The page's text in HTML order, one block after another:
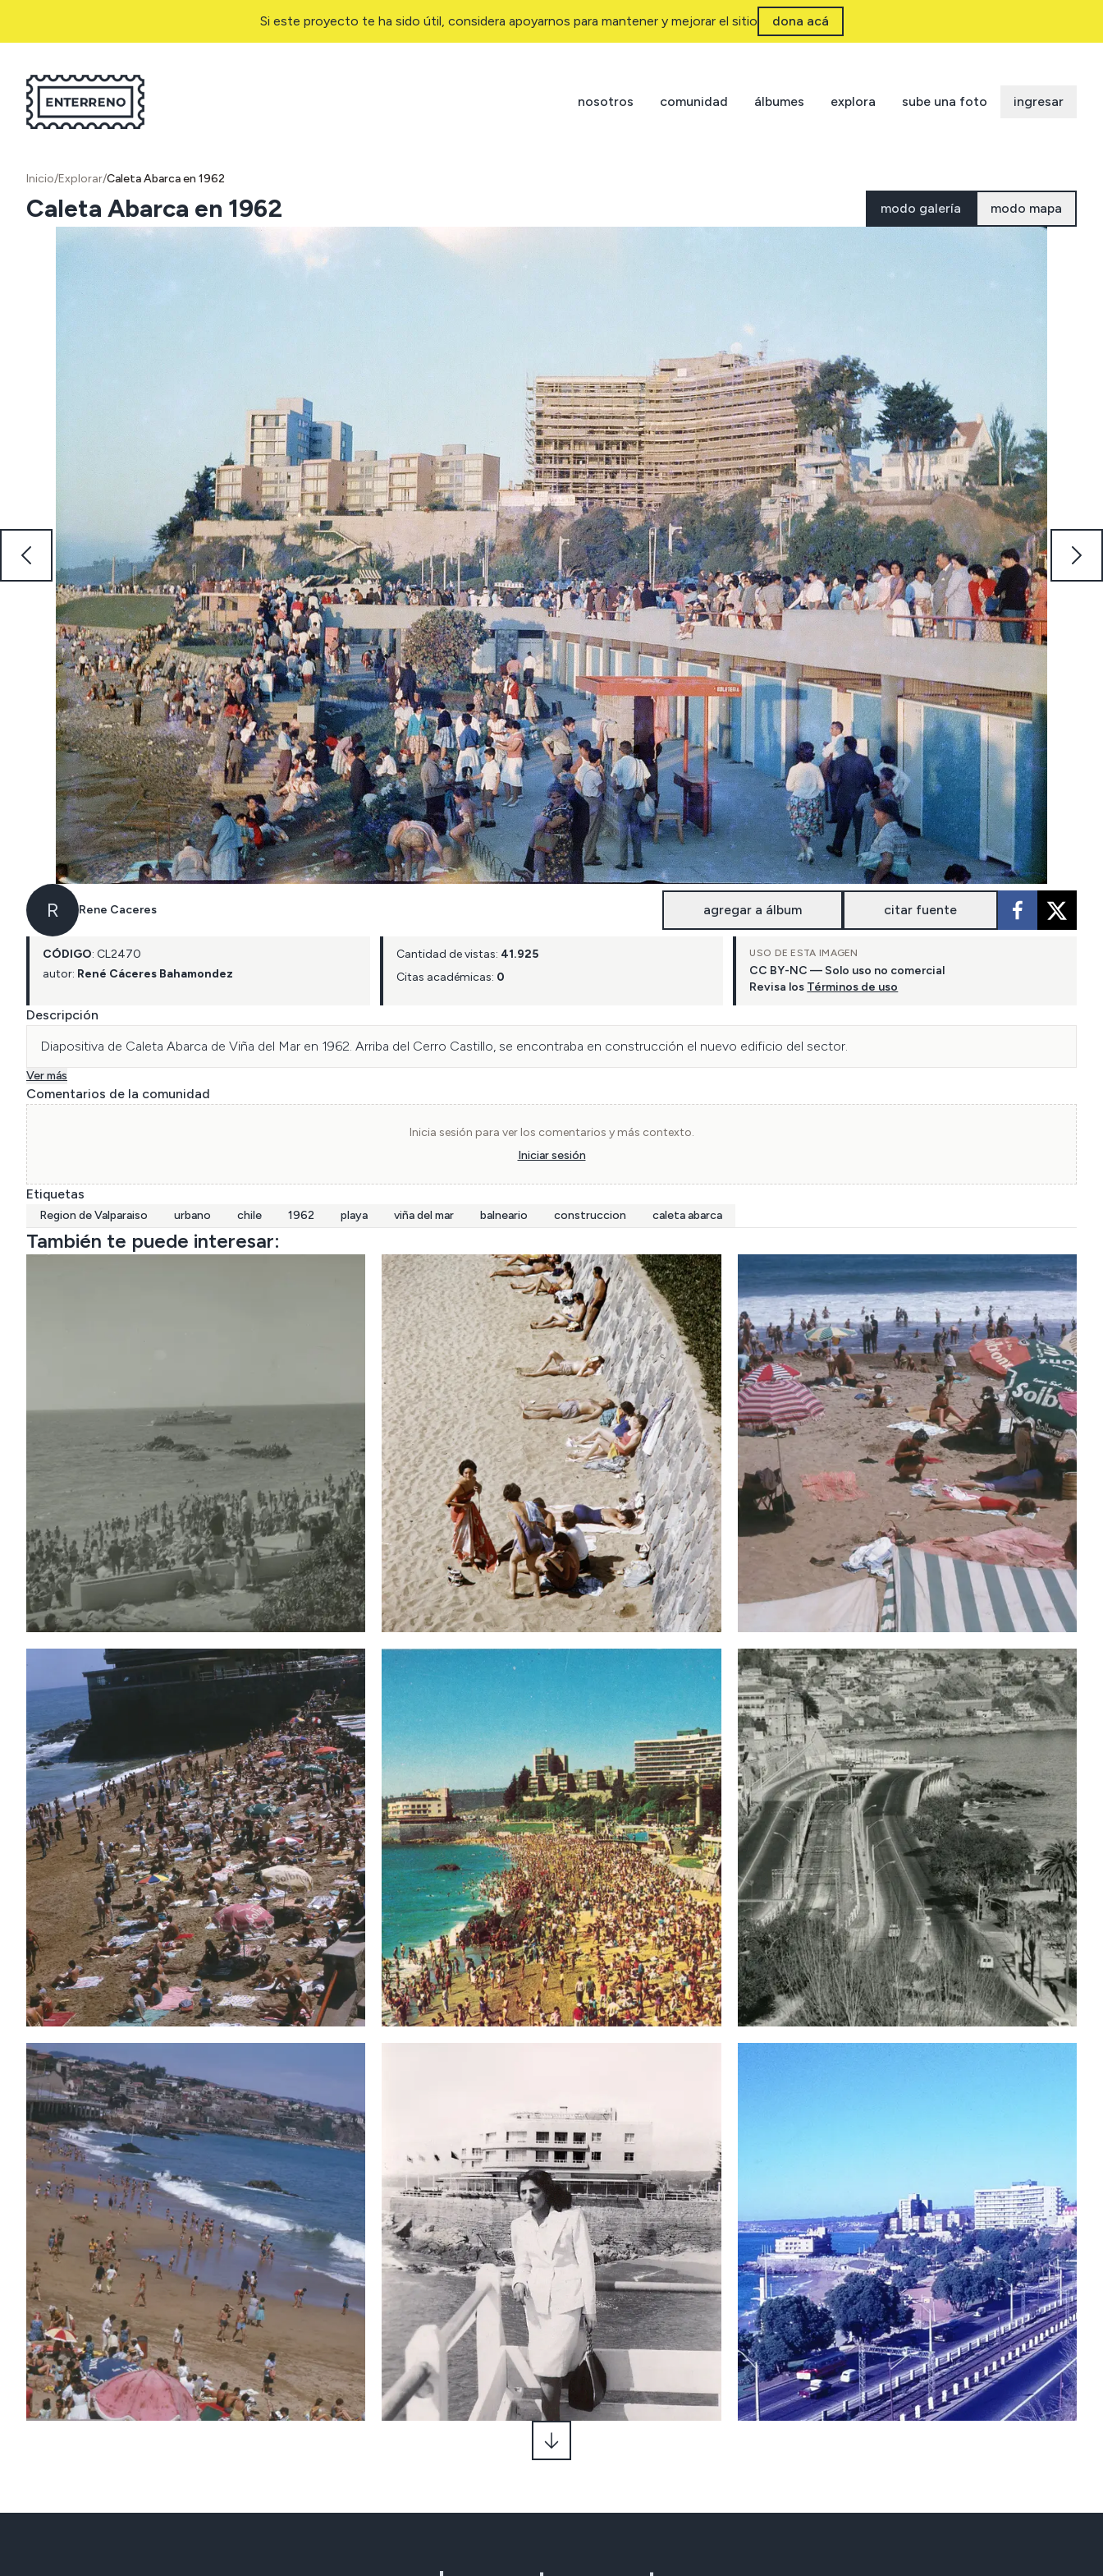
Si este proyecto te ha sido útil, considera apoyarnos para mantener y mejorar el sitio dona acá
nosotros comunidad álbumes explora sube una foto ingresar
Inicio/Explorar/Caleta Abarca en 1962
Caleta Abarca en 1962 modo galería modo mapa
R Rene Caceres agregar a álbum citar fuente
CÓDIGO: CL2470
autor: René Cáceres Bahamondez
Cantidad de vistas: 41.925
Citas académicas: 0
USO DE ESTA IMAGEN
CC BY-NC — Solo uso no comercial
Revisa los Términos de uso
Descripción
Diapositiva de Caleta Abarca de Viña del Mar en 1962. Arriba del Cerro Castillo, se encontraba en construcción el nuevo edificio del sector.
Ver más
Comentarios de la comunidad
Inicia sesión para ver los comentarios y más contexto.
Iniciar sesión
Etiquetas
Region de Valparaiso urbano chile 1962 playa viña del mar balneario construccion caleta abarca
También te puede interesar: